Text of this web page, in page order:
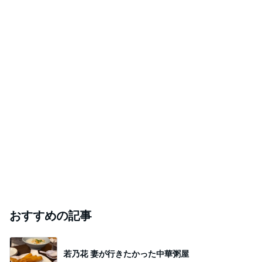
おすすめの記事
若乃花 妻が行きたかった中華粥屋